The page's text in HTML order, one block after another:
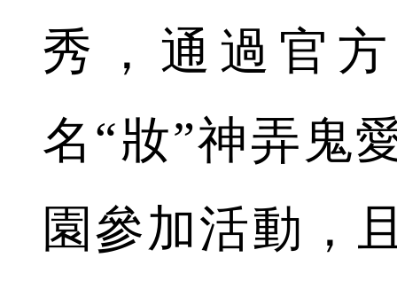
秀，通過官
名“妝”神弄鬼
園參加活動，